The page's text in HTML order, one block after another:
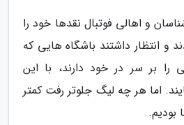
و اهالی فوتبال نقدها خود را
و انتظار داشتند باشگاه هایی که
را بر سر در خود دارند، با این
اما هر چه لیگ جلوتر رفت کمتر
بودیم.